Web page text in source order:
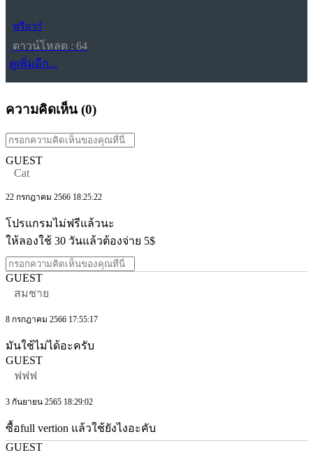
ฟรีแวร์
ดาวน์โหลด : 64
ดูเพิ่มอีก...
ความคิดเห็น (0)
GUEST
Cat
22 กรกฎาคม 2566 18:25:22
โปรแกรมไม่ฟรีแล้วนะ
ให้ลองใช้ 30 วันแล้วต้องจ่าย 5$
GUEST
สมชาย
8 กรกฎาคม 2566 17:55:17
มันใช้ไม่ได้อะครับ
GUEST
ฟฟฟ
3 กันยายน 2565 18:29:02
ซื้อfull vertion แล้วใช้ยังไงอะคับ
GUEST